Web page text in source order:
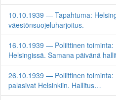
10.10.1939 — Tapahtuma:
väestönsuojeluharjoitus.
16.10.1939 — Poliittinen toiminta:
Helsingissä. Samana päivänä
26.10.1939 — Poliittinen toiminta:
palasivat Helsinkiin. Hallitus…